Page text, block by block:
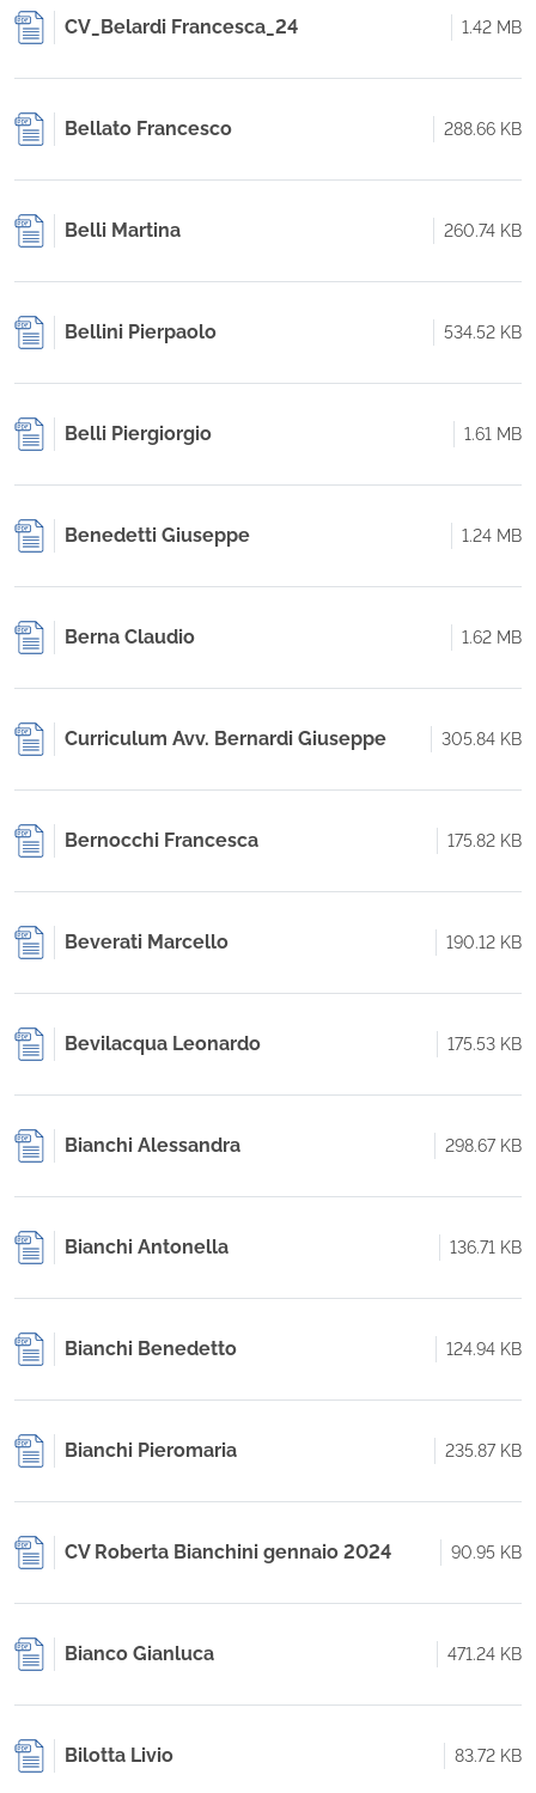
CV_Belardi Francesca_24 1.42 MB
Bellato Francesco 288.66 KB
Belli Martina 260.74 KB
Bellini Pierpaolo 534.52 KB
Belli Piergiorgio 1.61 MB
Benedetti Giuseppe 1.24 MB
Berna Claudio 1.62 MB
Curriculum Avv. Bernardi Giuseppe 305.84 KB
Bernocchi Francesca 175.82 KB
Beverati Marcello 190.12 KB
Bevilacqua Leonardo 175.53 KB
Bianchi Alessandra 298.67 KB
Bianchi Antonella 136.71 KB
Bianchi Benedetto 124.94 KB
Bianchi Pieromaria 235.87 KB
CV Roberta Bianchini gennaio 2024 90.95 KB
Bianco Gianluca 471.24 KB
Bilotta Livio 83.72 KB